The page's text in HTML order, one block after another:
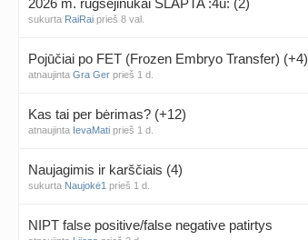
2026 m. rugsėjinukai SLAPTA :4u: (2)
sukurta RaiRai prieš 8 val.
Pojūčiai po FET (Frozen Embryo Transfer) (+4)
atnaujinta Gra Ger prieš 1 d.
Kas tai per bėrimas? (+12)
atnaujinta IevaMati prieš 1 d.
Naujagimis ir karščiais (4)
sukurta Naujokė1 prieš 1 d.
NIPT false positive/false negative patirtys